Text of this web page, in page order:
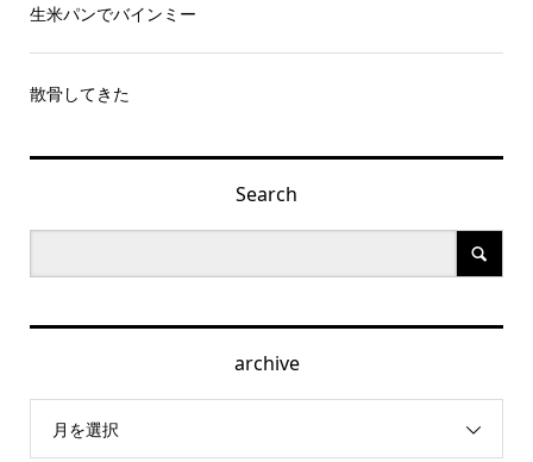
生米パンでバインミー
散骨してきた
Search
archive
月を選択